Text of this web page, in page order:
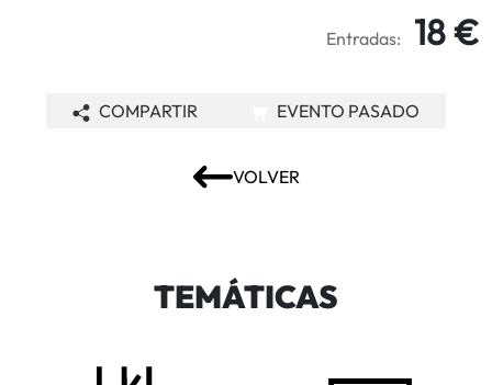
Entradas: 18 €
VOLVER
COMPARTIR EVENTO PASADO
TEMÁTICAS